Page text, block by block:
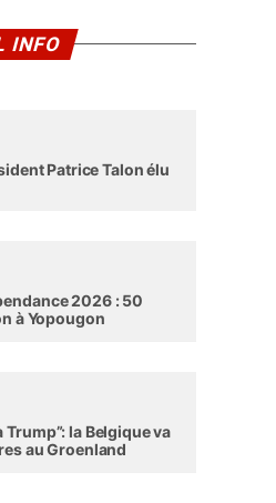
INFO
Patrice Talon élu
2026 : 50
à Yopougon
Trump”: la Belgique va
au Groenland